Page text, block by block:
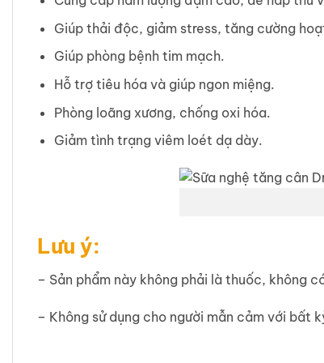
Giúp thải độc, giảm stress, tăng cường
Giúp phòng bệnh tim mạch.
Hỗ trợ tiêu hóa và giúp ngon miệng.
Phòng loãng xương, chống oxi hóa.
Giảm tình trạng viêm loét dạ dày.
Lưu ý:
– Sản phẩm này không phải là thuốc, không
– Không sử dụng cho người mẫn cảm với bất